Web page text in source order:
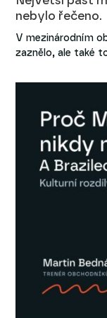
nebylo řečeno.
V mezinárodním
zaznělo, ale také